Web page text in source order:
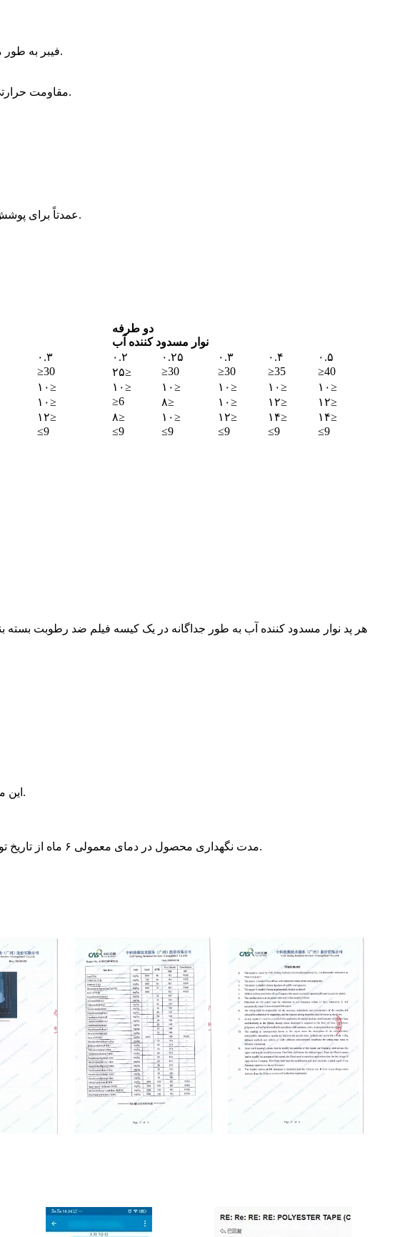
۲) فیبر به طور مساوی توزیع شده است، پودر مسدود کننده آب و نوار پایه محکم به هم چسبیده اند، بدون لایه لایه شدن و حذف پودر.
5) مقاومت حرارتی خوب، مقاومت دمایی لحظه‌ای بالا، کابل نوری و کابل می‌توانند عملکرد پایدار را در دمای بالای لحظه‌ای حفظ کنند.
عمدتاً برای پوشش هسته کابل نوری ارتباطی، کابل ارتباطی و کابل برق استفاده می‌شود تا نقش اتصال و جلوگیری از نفوذ آب را ایفا کند.
دو طرفه
نوار مسدود کننده آب
۰.۳ ۰.۲ ۰.۲۵ ۰.۳ ۰.۴
۰.۵
≥30 ۲۵≥ ≥30 ≥30 ≥35
≥40
۱۰≥ ۱۰≥ ۱۰≥ ۱۰≥ ۱۰≥
۱۰≥
۱۰≥ ≥6 ۸≥ ۱۰≥ ۱۲≥
۱۲≥
۱۲≥ ۸≥ ۱۰≥ ۱۲≥ ۱۴≥
۱۴≥
≤9 ≤9 ≤9 ≤9 ≤9
≤9
هر پد نوار مسدود کننده آب به طور جداگانه در یک کیسه فیلم ضد رطوبت
۲) این محصول نباید در کنار محصولات قابل اشتعال یا عوامل اکسید کننده قوی انباشته شود و نباید نزدیک به منابع آتش باشد.
۶) مدت نگهداری محصول در دمای معمولی ۶ ماه از تاریخ تولید است. بیش از ۶ ماه، محصول باید مجدداً بررسی و فقط پس از گذراندن مراحل بازرسی مورد استفاده قرار گیرد.